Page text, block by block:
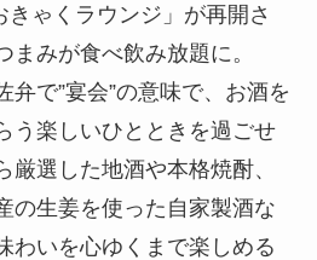
ゃくラウンジ」が再開さ
まみが食べ飲み放題に。
弁で”宴会”の意味で、お酒を
う楽しいひとときを過ごせ
厳選した地酒や本格焼酎、
の生姜を使った自家製酒な
わいを心ゆくまで楽しめる